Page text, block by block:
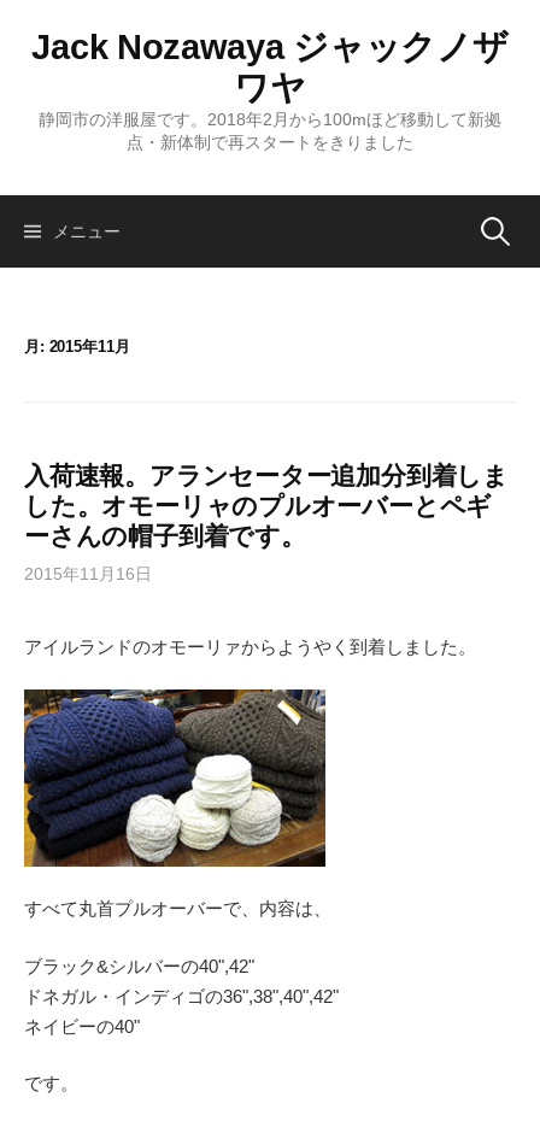
ス
Jack Nozawaya ジャックノザ
ワヤ
静岡市の洋服屋です。2018年2月から100mほど移動して新拠
点・新体制で再スタートをきりました
メニュー 検
月: 2015年11月
入荷速報。アランセーター追加分到着しま
した。オモーリャのプルオーバーとペギ
ーさんの帽子到着です。
2015年11月16日
アイルランドのオモーリァからようやく到着しました。
すべて丸首プルオーバーで、内容は、
ブラック&シルバーの40",42"
ドネガル・インディゴの36",38",40",42"
ネイビーの40"
です。